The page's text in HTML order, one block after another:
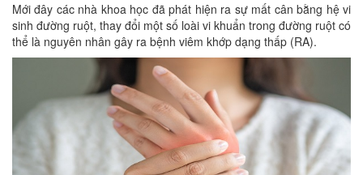
Mới đây các nhà khoa học đã phát hiện ra sự mất cân bằng hệ vi
sinh đường ruột, thay đổi một số loài vi khuẩn trong đường ruột có
thể là nguyên nhân gây ra bệnh viêm khớp dạng thấp (RA).